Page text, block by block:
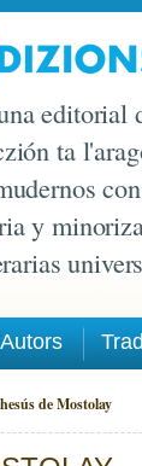
editorial
ta
y
Autors
de Mostolay